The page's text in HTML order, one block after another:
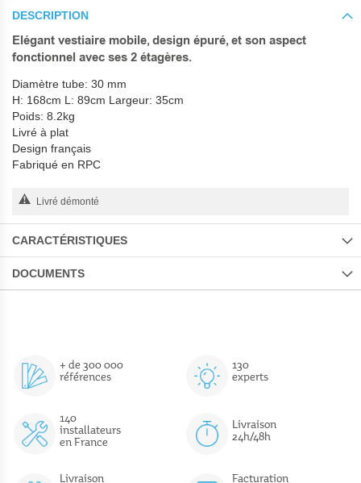
DESCRIPTION
Elégant vestiaire mobile, design épuré, et son aspect
fonctionnel avec ses 2 étagères.
Diamètre tube: 30 mm
H: 168cm L: 89cm Largeur: 35cm
Poids: 8.2kg
Livré à plat
Design français
Fabriqué en RPC
Livré démonté
CARACTÉRISTIQUES
DOCUMENTS
+ de 300 000
références
130
experts
140
installateurs
en France
Livraison
24h/48h
Livraison
Facturation